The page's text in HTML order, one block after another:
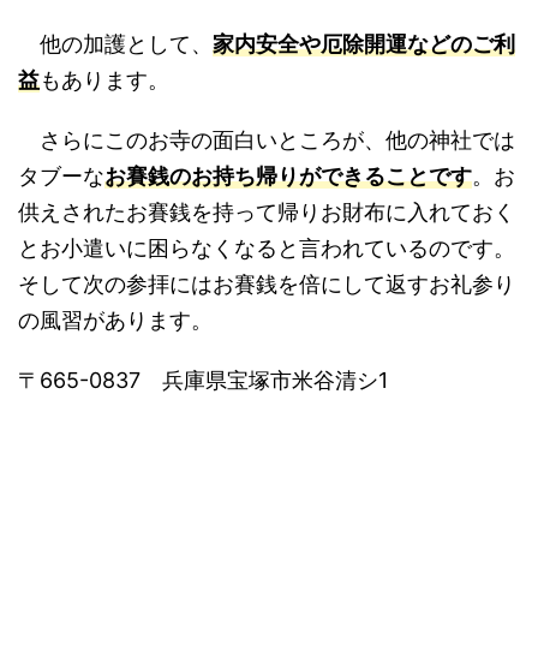
他の加護として、 家内安全や厄除開運などのご利
益もあります。
さらにこのお寺の面白いところが、他の神社では
タブーなお賽銭のお持ち帰りができることです。お
供えされたお賽銭を持って帰りお財布に入れておく
とお小遣いに困らなくなると言われているのです。
そして次の参拝にはお賽銭を倍にして返すお礼参り
の風習があります。
〒665-0837 兵庫県宝塚市米谷清シ1